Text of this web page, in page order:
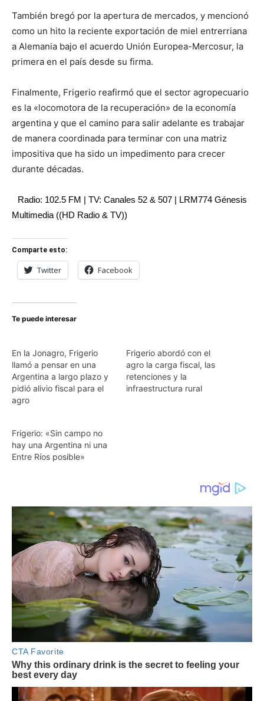
También bregó por la apertura de mercados, y mencionó
como un hito la reciente exportación de miel entrerriana
a Alemania bajo el acuerdo Unión Europea-Mercosur, la
primera en el país desde su firma.
Finalmente, Frigerio reafirmó que el sector agropecuario
es la «locomotora de la recuperación» de la economía
argentina y que el camino para salir adelante es trabajar
de manera coordinada para terminar con una matriz
impositiva que ha sido un impedimento para crecer
durante décadas.
Radio: 102.5 FM | TV: Canales 52 & 507 | LRM774 Génesis
Multimedia ((HD Radio & TV))
Comparte esto:
Twitter Facebook
Te puede interesar
En la Jonagro, Frigerio
llamó a pensar en una
Argentina a largo plazo y
pidió alivio fiscal para el
agro
Frigerio abordó con el
agro la carga fiscal, las
retenciones y la
infraestructura rural
Frigerio: «Sin campo no
hay una Argentina ni una
Entre Ríos posible»